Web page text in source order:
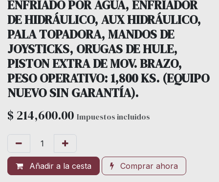
ENFRIADO POR AGUA, ENFRIADOR
DE HIDRÁULICO, AUX HIDRÁULICO,
PALA TOPADORA, MANDOS DE
JOYSTICKS, ORUGAS DE HULE,
PISTON EXTRA DE MOV. BRAZO,
PESO OPERATIVO: 1,800 KS. (EQUIPO
NUEVO SIN GARANTÍA).
$ 214,600.00 Impuestos incluidos
Añadir a la cesta Comprar ahora